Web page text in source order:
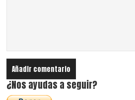
¿Nos ayudas a seguir?